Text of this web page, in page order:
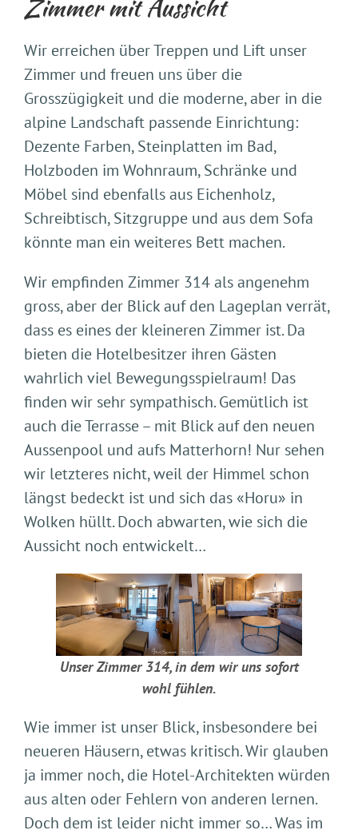
Zimmer mit Aussicht
Wir erreichen über Treppen und Lift unser
Zimmer und freuen uns über die
Grosszügigkeit und die moderne, aber in die
alpine Landschaft passende Einrichtung:
Dezente Farben, Steinplatten im Bad,
Holzboden im Wohnraum, Schränke und
Möbel sind ebenfalls aus Eichenholz,
Schreibtisch, Sitzgruppe und aus dem Sofa
könnte man ein weiteres Bett machen.
Wir empfinden Zimmer 314 als angenehm
gross, aber der Blick auf den Lageplan verrät,
dass es eines der kleineren Zimmer ist. Da
bieten die Hotelbesitzer ihren Gästen
wahrlich viel Bewegungsspielraum! Das
finden wir sehr sympathisch. Gemütlich ist
auch die Terrasse – mit Blick auf den neuen
Aussenpool und aufs Matterhorn! Nur sehen
wir letzteres nicht, weil der Himmel schon
längst bedeckt ist und sich das «Horu» in
Wolken hüllt. Doch abwarten, wie sich die
Aussicht noch entwickelt…
Unser Zimmer 314, in dem wir uns sofort
wohl fühlen.
Wie immer ist unser Blick, insbesondere bei
neueren Häusern, etwas kritisch. Wir glauben
ja immer noch, die Hotel-Architekten würden
aus alten oder Fehlern von anderen lernen.
Doch dem ist leider nicht immer so… Was im